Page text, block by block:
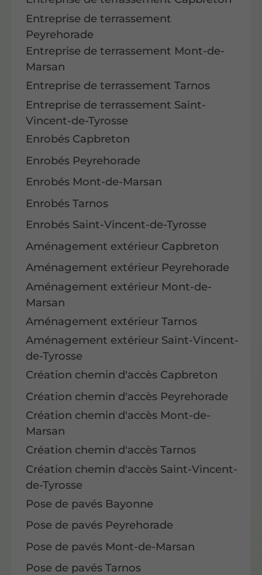
Entreprise de terrassement
Peyrehorade
Entreprise de terrassement Mont-de-
Marsan
Entreprise de terrassement Tarnos
Entreprise de terrassement Saint-
Vincent-de-Tyrosse
Enrobés Capbreton
Enrobés Peyrehorade
Enrobés Mont-de-Marsan
Enrobés Tarnos
Enrobés Saint-Vincent-de-Tyrosse
Aménagement extérieur Capbreton
Aménagement extérieur Peyrehorade
Aménagement extérieur Mont-de-
Marsan
Aménagement extérieur Tarnos
Aménagement extérieur Saint-Vincent-
de-Tyrosse
Création chemin d'accès Capbreton
Création chemin d'accès Peyrehorade
Création chemin d'accès Mont-de-
Marsan
Création chemin d'accès Tarnos
Création chemin d'accès Saint-Vincent-
de-Tyrosse
Pose de pavés Bayonne
Pose de pavés Peyrehorade
Pose de pavés Mont-de-Marsan
Pose de pavés Tarnos